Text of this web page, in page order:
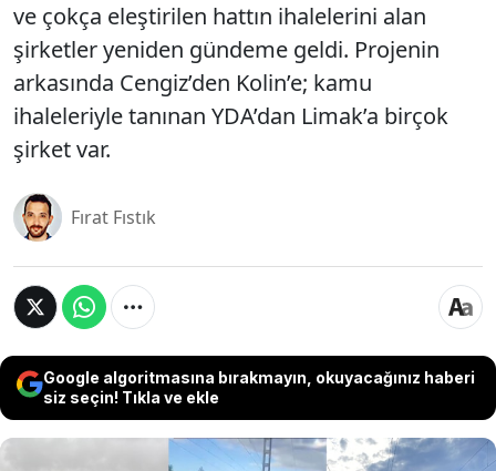
ve çokça eleştirilen hattın ihalelerini alan
şirketler yeniden gündeme geldi. Projenin
arkasında Cengiz’den Kolin’e; kamu
ihaleleriyle tanınan YDA’dan Limak’a birçok
şirket var.
Fırat Fıstık
Google algoritmasına bırakmayın, okuyacağınız haberi
siz seçin! Tıkla ve ekle